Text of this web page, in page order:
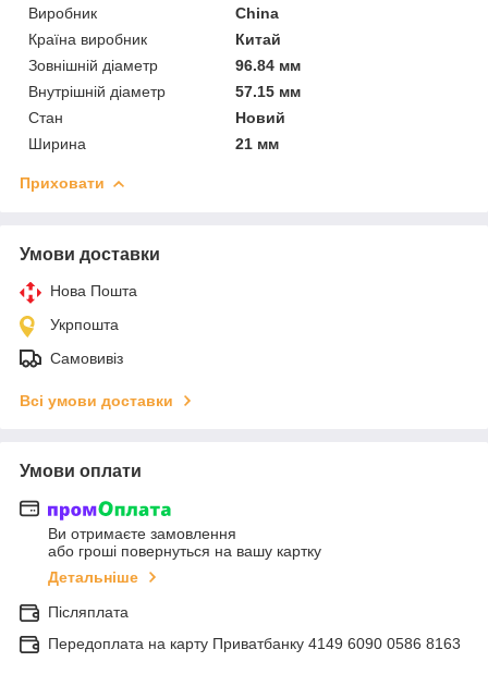
Виробник
China
Країна виробник
Китай
Зовнішній діаметр
96.84 мм
Внутрішній діаметр
57.15 мм
Стан
Новий
Ширина
21 мм
Приховати
Умови доставки
Нова Пошта
Укрпошта
Самовивіз
Всі умови доставки
Умови оплати
Ви отримаєте замовлення
або гроші повернуться на вашу картку
Детальніше
Післяплата
Передоплата на карту Приватбанку 4149 6090 0586 8163